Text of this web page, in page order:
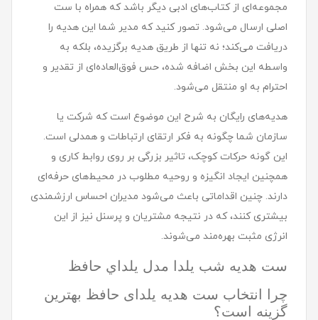
مجموعه‌ای از کتاب‌های ادبی دیگر باشد که همراه با ست
اصلی ارسال می‌شود. تصور کنید که مدیر شما این هدیه را
دریافت می‌کند؛ نه تنها از طریق هدیه برگزیده، بلکه به
واسطه این بخش اضافه شده، حس فوق‌العاده‌ای از تقدیر و
احترام به او منتقل می‌شود.
هدیه‌های رایگان به شرح این موضوع است که شرکت یا
سازمان شما چگونه به فکر ارتقای ارتباطات و همدلی است.
این گونه حرکات کوچک، تاثیر بزرگی بر روی روابط کاری و
همچنین ایجاد انگیزه و روحیه مطلوب در محیط‌های حرفه‌ای
دارند. چنین اقداماتی باعث می‌شود مدیران احساس ارزشمندی
بیشتری کنند، که در نتیجه مشتریان و پرسنل نیز از این
انرژی مثبت بهره‌مند می‌شوند.
ست هديه شب یلدا مدل يلداي حافظ
چرا انتخاب ست هدیه یلدای حافظ بهترین
گزینه است؟